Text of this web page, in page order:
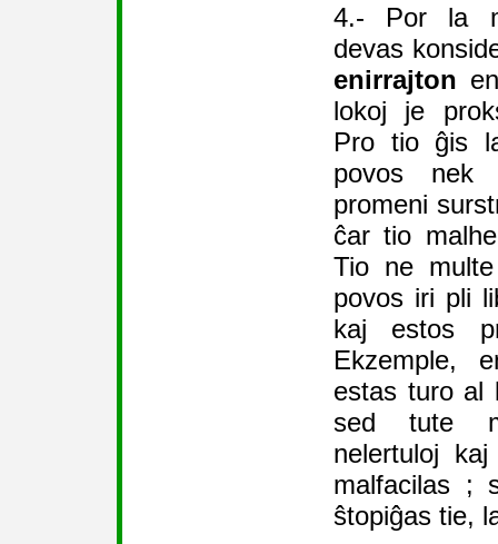
4.- Por la
devas
enirrajton
lokoj je
Pro tio ĝis
povos
promeni
ĉar tio
Tio ne
povos iri pli
kaj estos
Ekzemple,
estas turo al
sed tute
nelertuloj
malfacilas ;
ŝtopiĝas tie,